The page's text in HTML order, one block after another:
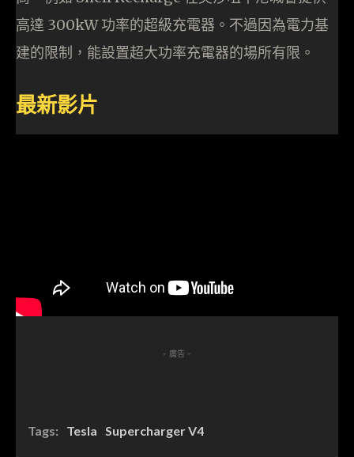
高達 300kW 功率的超級充電器。不過因為電力基
建的限制，能設置超大功率充電器的場所有限。
最新影片
- 廣告 -
Tags: Tesla Supercharger V4